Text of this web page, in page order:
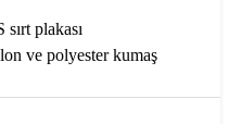
sırt plakası
ve polyester kumaş